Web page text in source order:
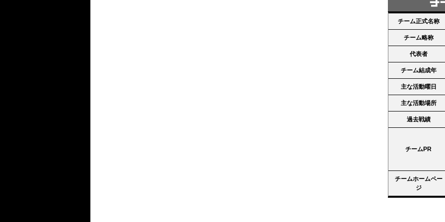
チーム正式名称
チーム略称
代表者
チーム結成年
主な活動曜日
主な活動場所
過去戦績
チームPR
チームホームペー
ジ